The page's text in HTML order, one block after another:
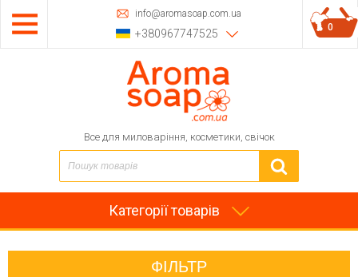
info@aromasoap.com.ua
+380967747525
Все для миловаріння, косметики, свічок
0
Категорії товарів
ФІЛЬТР